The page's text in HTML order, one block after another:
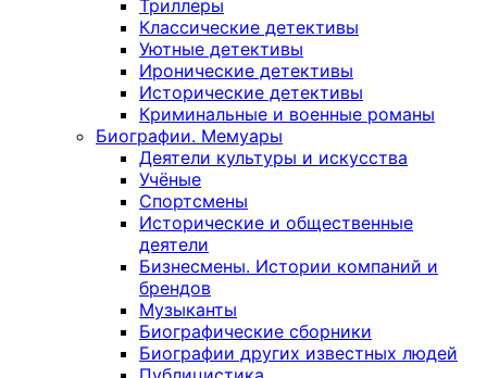
Триллеры
Классические детективы
Уютные детективы
Иронические детективы
Исторические детективы
Криминальные и военные романы
Биографии. Мемуары
Деятели культуры и искусства
Учёные
Спортсмены
Исторические и общественные
деятели
Бизнесмены. Истории компаний и
брендов
Музыканты
Биографические сборники
Биографии других известных людей